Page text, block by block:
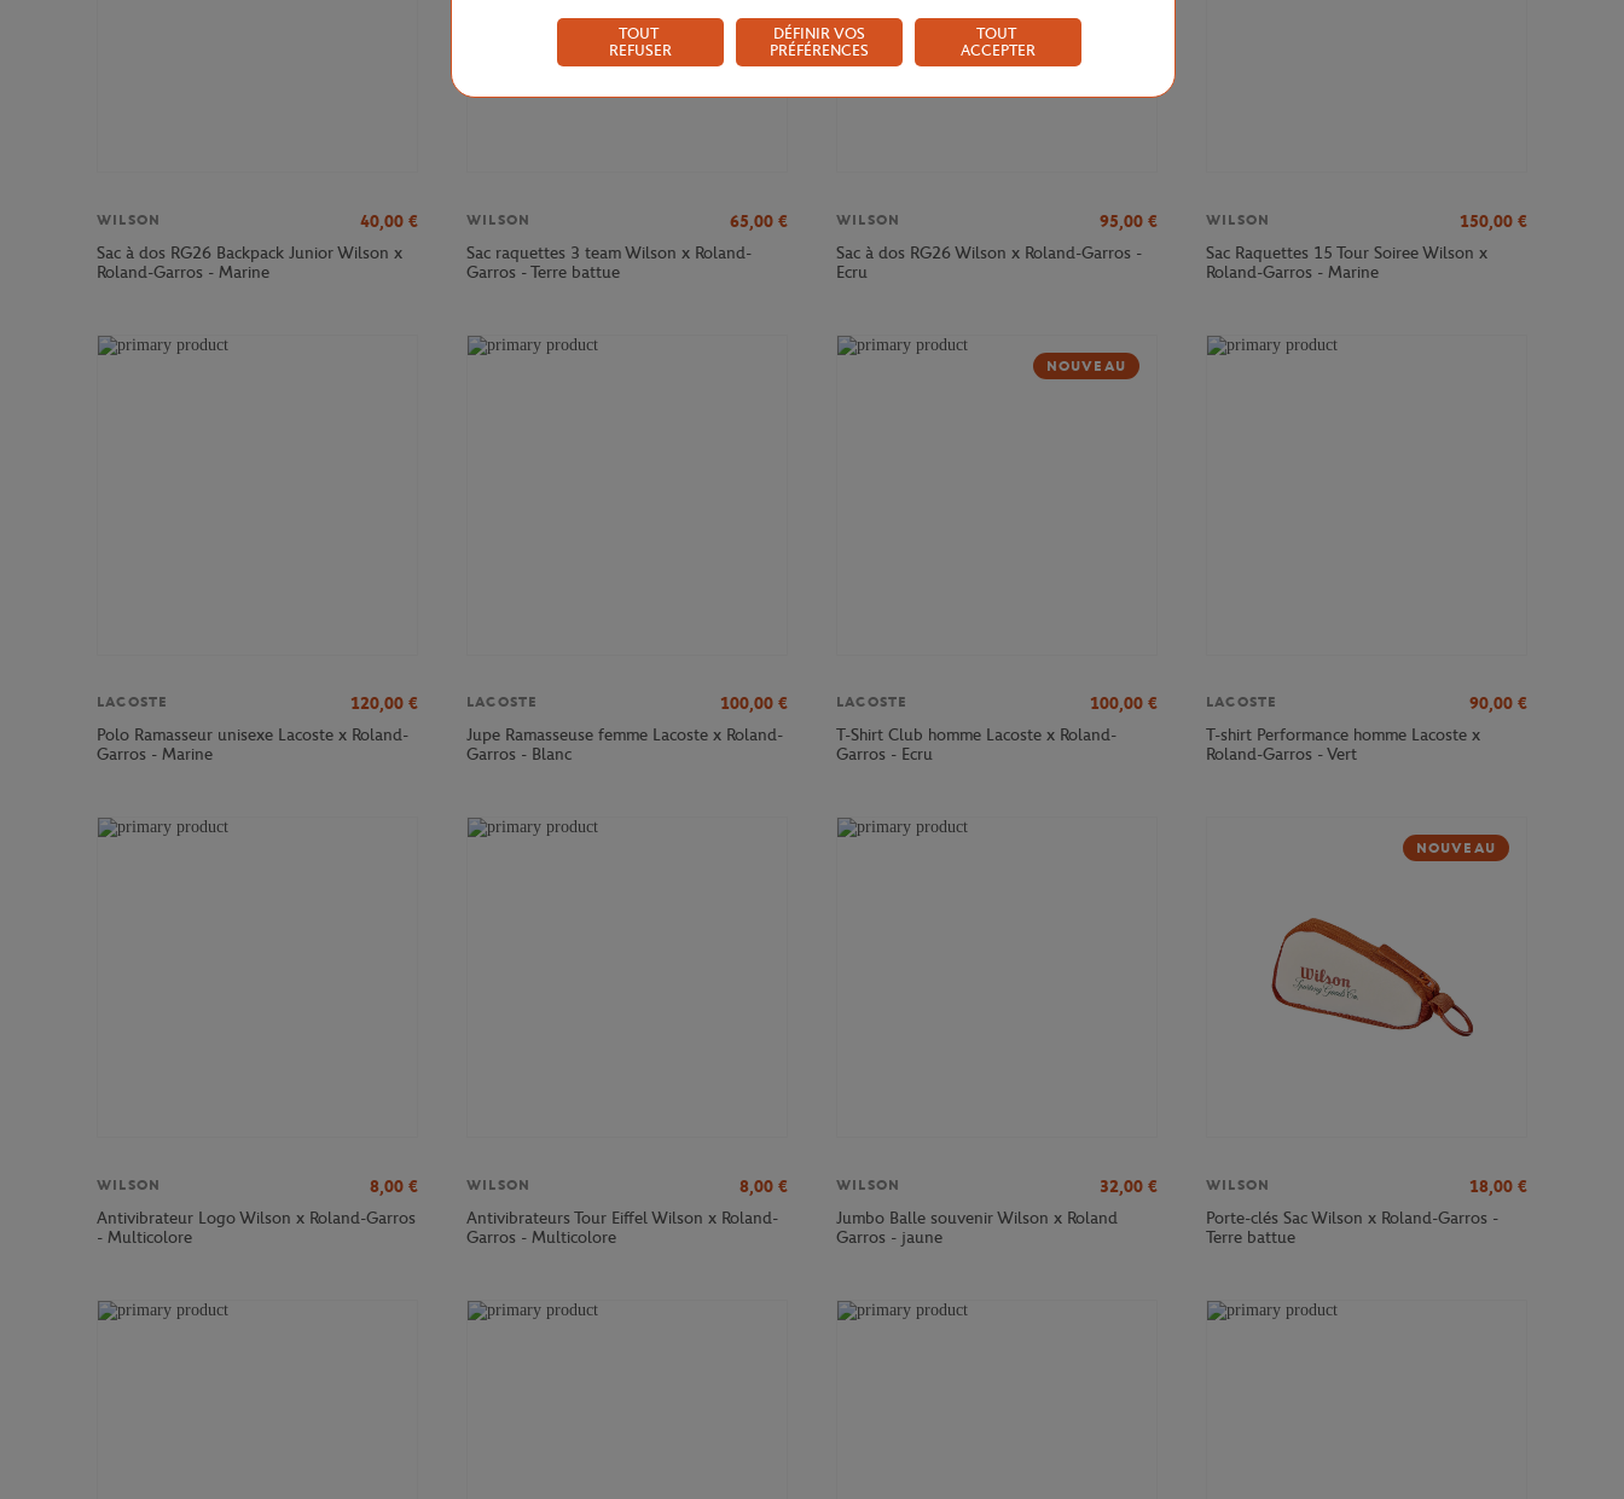
WILSON 40,00 €
Sac à dos RG26 Backpack Junior Wilson x
Roland-Garros - Marine
WILSON 65,00 €
Sac raquettes 3 team Wilson x Roland-
Garros - Terre battue
WILSON 95,00 €
Sac à dos RG26 Wilson x Roland-Garros -
Ecru
WILSON 150,00 €
Sac Raquettes 15 Tour Soiree Wilson x
Roland-Garros - Marine
LACOSTE 120,00 €
Polo Ramasseur unisexe Lacoste x Roland-
Garros - Marine
LACOSTE 100,00 €
Jupe Ramasseuse femme Lacoste x Roland-
Garros - Blanc
NOUVEAU
LACOSTE 100,00 €
T-Shirt Club homme Lacoste x Roland-
Garros - Ecru
LACOSTE 90,00 €
T-shirt Performance homme Lacoste x
Roland-Garros - Vert
WILSON 8,00 €
Antivibrateur Logo Wilson x Roland-Garros
- Multicolore
WILSON 8,00 €
Antivibrateurs Tour Eiffel Wilson x Roland-
Garros - Multicolore
WILSON 32,00 €
Jumbo Balle souvenir Wilson x Roland
Garros - jaune
NOUVEAU
WILSON 18,00 €
Porte-clés Sac Wilson x Roland-Garros -
Terre battue
TOUT
REFUSER
DÉFINIR VOS
PRÉFÉRENCES
TOUT
ACCEPTER